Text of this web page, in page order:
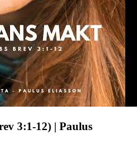
3:1-12) | Paulus